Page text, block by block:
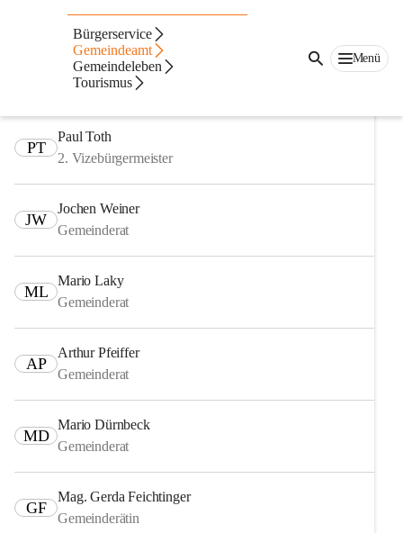
Bürgerservice
Gemeindeamt
Gemeindeleben
Tourismus
Menü
Gemeinderat
Norbert Sulyok, MBA
Bürgermeister
PT
Paul Toth
2. Vizebürgermeister
JW
Jochen Weiner
Gemeinderat
ML
Mario Laky
Gemeinderat
AP
Arthur Pfeiffer
Gemeinderat
MD
Mario Dürnbeck
Gemeinderat
GF
Mag. Gerda Feichtinger
Gemeinderätin